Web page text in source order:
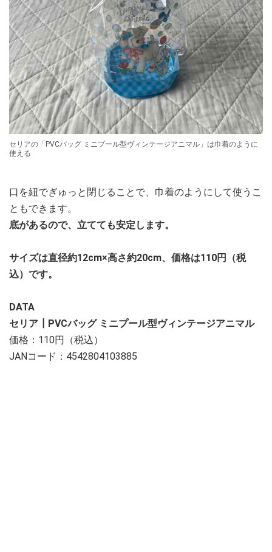
セリアの「PVCバッグ ミニプール型ヴィンテージアニマル」は巾着のように
使える
口を紐でぎゅっと閉じることで、巾着のようにして使うこ
ともできます。
底があるので、立てても安定します。
サイズは直径約12cm×高さ約20cm、価格は110円（税
込）です。
DATA
セリア┃PVCバッグ ミニプール型ヴィンテージアニマル
価格：110円（税込）
JANコード：4542804103885